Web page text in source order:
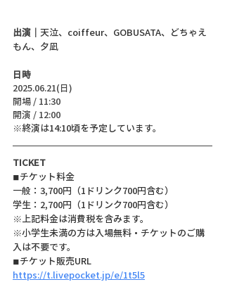
出演｜ 天泣、coiffeur、GOBUSATA、どちゃえ
もん、夕凪
日時
2025.06.21(日)
開場 / 11:30
開演 / 12:00
※終演は14:10頃を予定しています。
TICKET
◾︎チケット料金
一般：3,700円（1ドリンク700円含む）
学生：2,700円（1ドリンク700円含む）
※上記料金は消費税を含みます。
※小学生未満の方は入場無料・チケットのご購
入は不要です。
◾︎チケット販売URL
https://t.livepocket.jp/e/1t5l5